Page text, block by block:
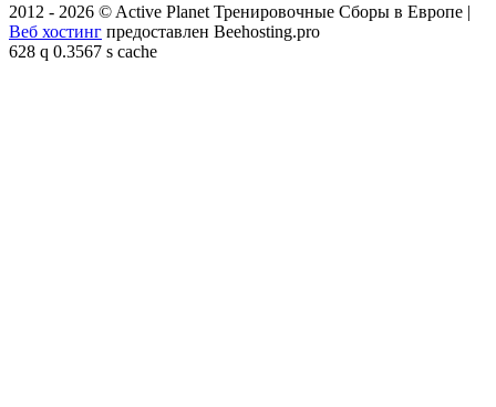
2012 - 2026 © Active Planet Тренировочные Сборы в Европе |
Веб хостинг предоставлен Beehosting.pro
628 q 0.3567 s cache